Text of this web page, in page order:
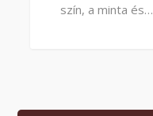
szín, a minta és…